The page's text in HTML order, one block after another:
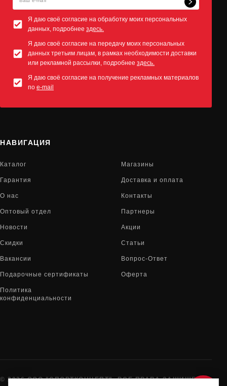
Я даю своё согласие на обработку моих персональных
данных, подробнее здесь.
Я даю своё согласие на передачу моих персональных
данных третьим лицам, в рамках необходимости доставки
или рекламной рассылки, подробнее здесь.
Я даю своё согласие на получение рекламных материалов
по e-mail
НАВИГАЦИЯ
Каталог Магазины
Гарантия Доставка и оплата
О нас Контакты
Оптовый отдел Партнеры
Новости Акции
Скидки Статьи
Вакансии Вопрос-Ответ
Подарочные сертификаты Оферта
Политика
конфиденциальности
© 2026 ООО "СПОРТКОНЦЕПТ". ВСЕ ПРАВА ЗАЩИЩЕНЫ